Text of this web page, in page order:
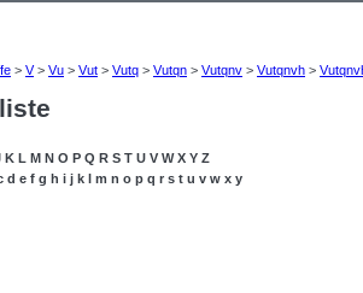
> V> Vu > Vut > Vutq > Vutqn > Vutqnv > Vutqnvh >
K L M N O P Q R S T U V W X Y Z
d e f g h i j k l m n o p q r s t u v w x y